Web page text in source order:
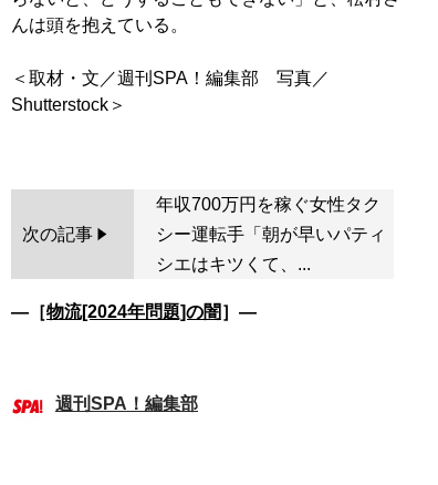
んは頭を抱えている。
＜取材・文／週刊SPA！編集部 写真／
Shutterstock＞
次の記事
年収700万円を稼ぐ女性タク
シー運転手「朝が早いパティ
シエはキツくて、...
―［物流[2024年問題]の闇 ］―
週刊SPA！編集部